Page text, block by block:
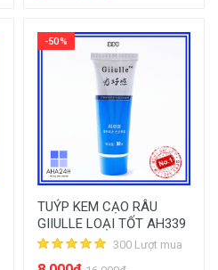
-50%
TUÝP KEM CẠO RÂU
GIIULLE LOẠI TỐT AH339
300 Lượt mua